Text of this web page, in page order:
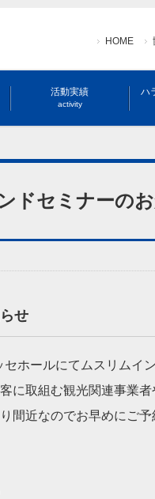
HOME
活動実績
activity
ハ
ドセミナーの
せ
ホールにてムスリムイ
に取組む観光関連事業
間近なのでお早めにご予